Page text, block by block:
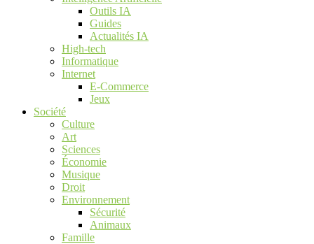
Outils IA
Guides
Actualités IA
High-tech
Informatique
Internet
E-Commerce
Jeux
Société
Culture
Art
Sciences
Économie
Musique
Droit
Environnement
Sécurité
Animaux
Famille